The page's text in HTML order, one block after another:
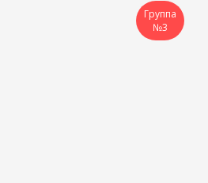
Группа
№3